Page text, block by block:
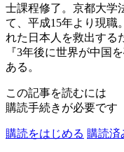
士課程修了。京都大学
て、平成15年より現職
れた日本人を救出する
『3年後に世界が中国
ある。
この記事を読むには
購読手続きが必要です
購読をはじめる 購読済